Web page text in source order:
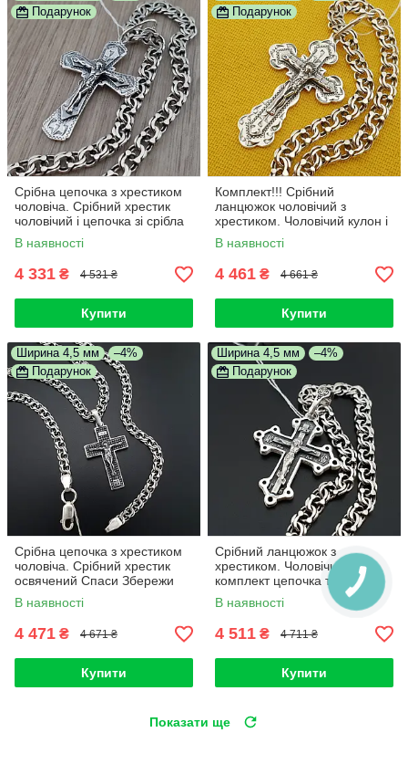
Подарунок
Срібна цепочка з хрестиком
чоловіча. Срібний хрестик
чоловічий і цепочка зі срібла
925. Довжина 55 см
В наявності
4 331 ₴ 4 531 ₴
Купити
Подарунок
Комплект!!! Срібний
ланцюжок чоловічий з
хрестиком. Чоловічий кулон і
цепочка на шию. Срібло 925
В наявності
4 461 ₴ 4 661 ₴
Купити
Ширина 4,5 мм
–4%
Подарунок
Срібна цепочка з хрестиком
чоловіча. Срібний хрестик
освячений Спаси Збережи
ланцюжок на шию бісмарк 55
см
В наявності
4 471 ₴ 4 671 ₴
Купити
Ширина 4,5 мм
–4%
Подарунок
Срібний ланцюжок з
хрестиком. Чоловічий
комплект цепочка та кулон
срібло 925. 55 см
В наявності
4 511 ₴ 4 711 ₴
Купити
Показати ще